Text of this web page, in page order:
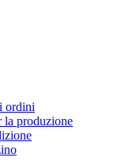
ordini
la produzione